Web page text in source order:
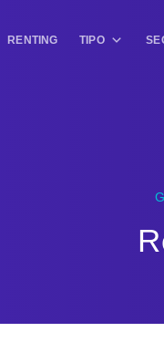
RENTING TIPO